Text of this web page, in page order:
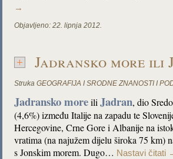
→
Objavljeno: 22. lipnja 2012.
Jadransko more ili
Struka GEOGRAFIJA I SRODNE ZNANOSTI I
Jadransko moreiliJadran, dio
(4,6%) između Italije na zapadu te
Hercegovine, Crne Gore i Albanije na
vratima (na najužem dijelu široka 75 km)
s Jonskim morem. Dugo… Nastavi čitati